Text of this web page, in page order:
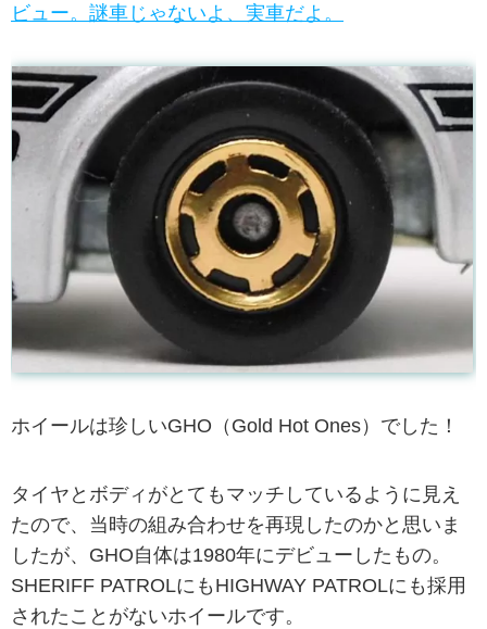
ビュー。謎車じゃないよ、実車だよ。
ホイールは珍しいGHO（Gold Hot Ones）でした！
タイヤとボディがとてもマッチしているように見え
たので、当時の組み合わせを再現したのかと思いま
したが、GHO自体は1980年にデビューしたもの。
SHERIFF PATROLにもHIGHWAY PATROLにも採用
されたことがないホイールです。